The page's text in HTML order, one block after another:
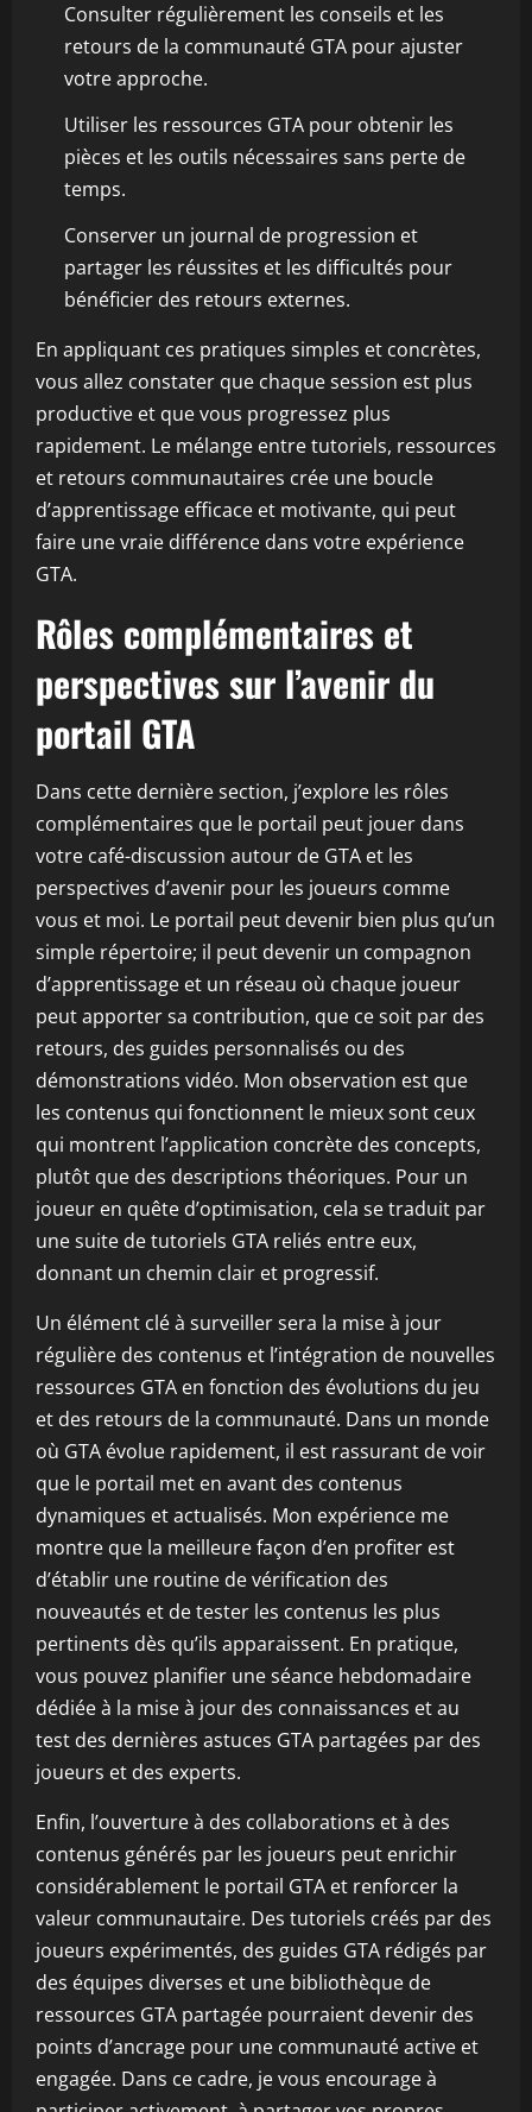
Consulter régulièrement les conseils et les
retours de la communauté GTA pour ajuster
votre approche.
Utiliser les ressources GTA pour obtenir les
pièces et les outils nécessaires sans perte de
temps.
Conserver un journal de progression et
partager les réussites et les difficultés pour
bénéficier des retours externes.
En appliquant ces pratiques simples et concrètes,
vous allez constater que chaque session est plus
productive et que vous progressez plus
rapidement. Le mélange entre tutoriels, ressources
et retours communautaires crée une boucle
d’apprentissage efficace et motivante, qui peut
faire une vraie différence dans votre expérience
GTA.
Rôles complémentaires et
perspectives sur l’avenir du
portail GTA
Dans cette dernière section, j’explore les rôles
complémentaires que le portail peut jouer dans
votre café-discussion autour de GTA et les
perspectives d’avenir pour les joueurs comme
vous et moi. Le portail peut devenir bien plus qu’un
simple répertoire; il peut devenir un compagnon
d’apprentissage et un réseau où chaque joueur
peut apporter sa contribution, que ce soit par des
retours, des guides personnalisés ou des
démonstrations vidéo. Mon observation est que
les contenus qui fonctionnent le mieux sont ceux
qui montrent l’application concrète des concepts,
plutôt que des descriptions théoriques. Pour un
joueur en quête d’optimisation, cela se traduit par
une suite de tutoriels GTA reliés entre eux,
donnant un chemin clair et progressif.
Un élément clé à surveiller sera la mise à jour
régulière des contenus et l’intégration de nouvelles
ressources GTA en fonction des évolutions du jeu
et des retours de la communauté. Dans un monde
où GTA évolue rapidement, il est rassurant de voir
que le portail met en avant des contenus
dynamiques et actualisés. Mon expérience me
montre que la meilleure façon d’en profiter est
d’établir une routine de vérification des
nouveautés et de tester les contenus les plus
pertinents dès qu’ils apparaissent. En pratique,
vous pouvez planifier une séance hebdomadaire
dédiée à la mise à jour des connaissances et au
test des dernières astuces GTA partagées par des
joueurs et des experts.
Enfin, l’ouverture à des collaborations et à des
contenus générés par les joueurs peut enrichir
considérablement le portail GTA et renforcer la
valeur communautaire. Des tutoriels créés par des
joueurs expérimentés, des guides GTA rédigés par
des équipes diverses et une bibliothèque de
ressources GTA partagée pourraient devenir des
points d’ancrage pour une communauté active et
engagée. Dans ce cadre, je vous encourage à